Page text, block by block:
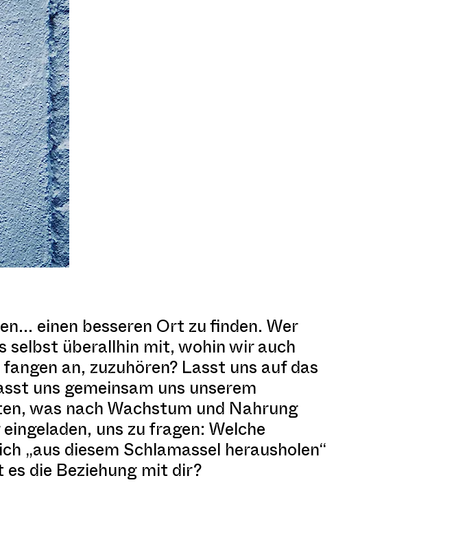
einen besseren Ort zu finden. Wer
selbst überallhin mit, wohin wir auch
an, zuzuhören? Lasst uns auf das
uns gemeinsam uns unserem
was nach Wachstum und Nahrung
uns zu fragen: Welche
„aus diesem Schlamassel herausholen“
es die Beziehung mit dir?